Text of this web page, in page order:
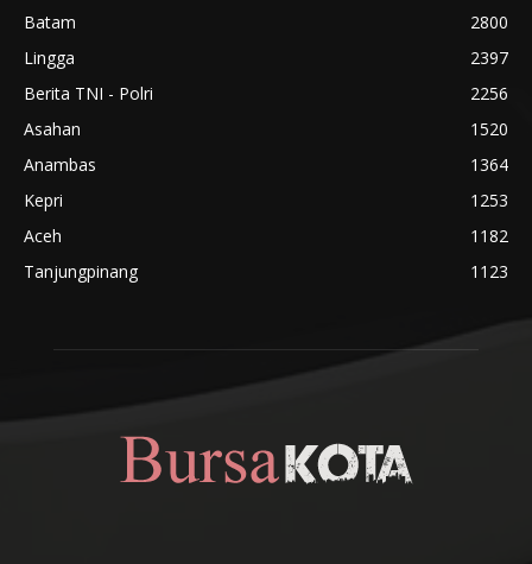
Batam
2800
Lingga
2397
Berita TNI - Polri
2256
Asahan
1520
Anambas
1364
Kepri
1253
Aceh
1182
Tanjungpinang
1123